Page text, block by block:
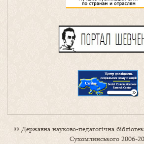
© Державна науково-педагогічна
Сухомлинського 2006-